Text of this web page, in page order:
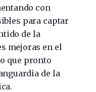
con
para captar
de la
mejoras en el
que pronto
de la